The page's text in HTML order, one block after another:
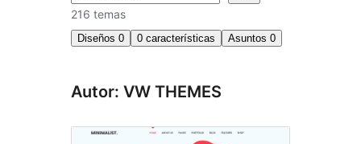
216 temas
Diseños 0 0 características Asuntos 0
Autor: VW THEMES